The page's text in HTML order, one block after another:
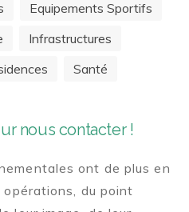
Equipements Sportifs
Infrastructures
Santé
nous contacter !
ont de plus en
du point